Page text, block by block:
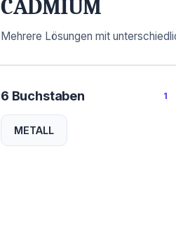
CADMIUM
Mehrere Lösungen mit
6 Buchstaben 1
METALL